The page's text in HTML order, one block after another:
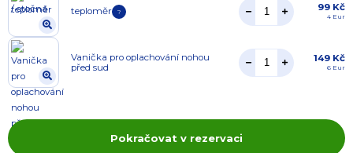
teploměr ? 99 Kč
4 Eur
Vanička pro oplachování nohou
před sud
149 Kč
6 Eur
Pokračovat v rezervaci